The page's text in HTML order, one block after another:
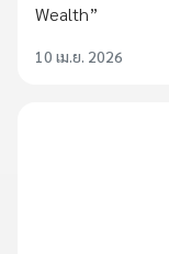
Wealth”
10 เม.ย. 2026